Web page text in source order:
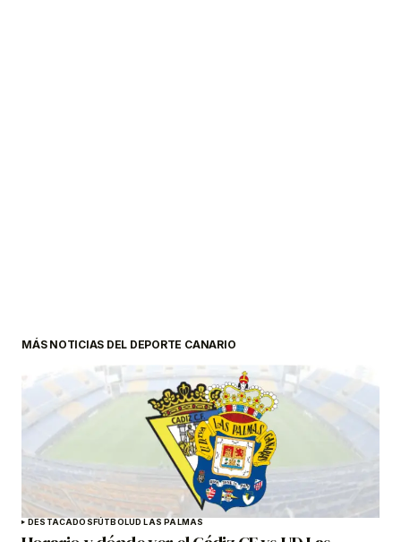
MÁS NOTICIAS DEL DEPORTE CANARIO
DESTACADOS FÚTBOLUD LAS PALMAS